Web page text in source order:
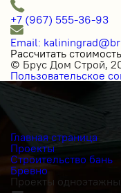
+7 (967) 555-36-93
Email:
Рассчитать стоимость
© Брус Дом Строй,
Пользовательское
Главная страница
Проекты
Строительство бань
Бревно
Проекты